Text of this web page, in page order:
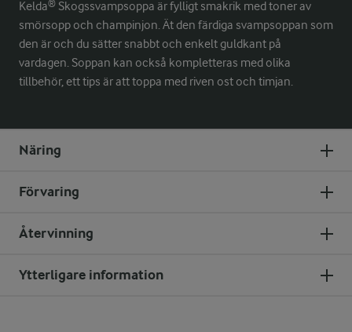
Kelda® Skogssvampsoppa är fylligt smakrik med toner av
smörsopp och champinjon. Ät den färdiga svampsoppan som
den är och du sätter snabbt och enkelt guldkant på
vardagen. Soppan kan också kompletteras med olika
tillbehör, ett tips är att toppa med riven ost och timjan.
Näring
Förvaring
Återvinning
Ytterligare information